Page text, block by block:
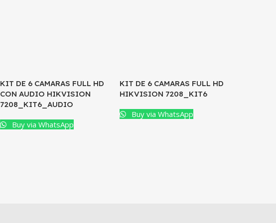
KIT DE 6 CAMARAS FULL HD
CON AUDIO HIKVISION
7208_KIT6_AUDIO
Buy via WhatsApp
KIT DE 6 CAMARAS FULL HD
HIKVISION 7208_KIT6
Buy via WhatsApp